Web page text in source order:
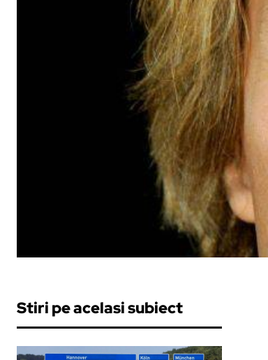
Stiri pe acelasi subiect